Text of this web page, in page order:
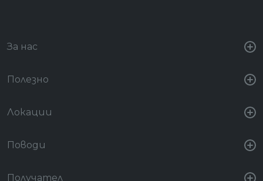
За нас
Полезно
Локации
Поводи
Получател